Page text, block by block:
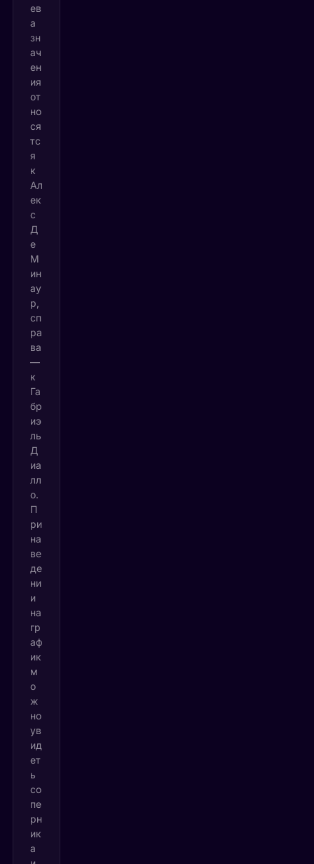
ев
а
зн
ач
ен
ия
от
но
ся
тс
я
к
Ал
ек
с
Д
е
М
ин
ау
р,
сп
ра
ва
—
к
Га
бр
иэ
ль
Д
иа
лл
о.
П
ри
на
ве
де
ни
и
на
гр
аф
ик
м
о
ж
но
ув
ид
ет
ь
со
пе
рн
ик
а